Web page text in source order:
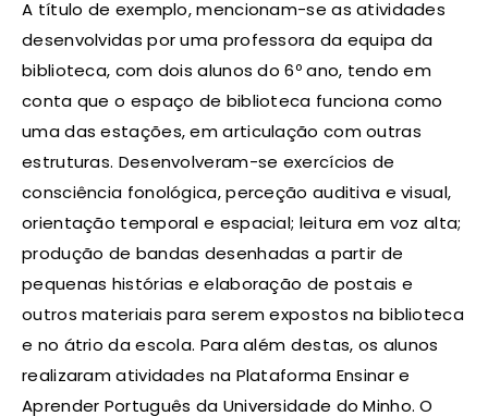
A título de exemplo, mencionam-se as atividades
desenvolvidas por uma professora da equipa da
biblioteca, com dois alunos do 6º ano, tendo em
conta que o espaço de biblioteca funciona como
uma das estações, em articulação com outras
estruturas. Desenvolveram-se exercícios de
consciência fonológica, perceção auditiva e visual,
orientação temporal e espacial; leitura em voz alta;
produção de bandas desenhadas a partir de
pequenas histórias e elaboração de postais e
outros materiais para serem expostos na biblioteca
e no átrio da escola. Para além destas, os alunos
realizaram atividades na Plataforma Ensinar e
Aprender Português da Universidade do Minho. O